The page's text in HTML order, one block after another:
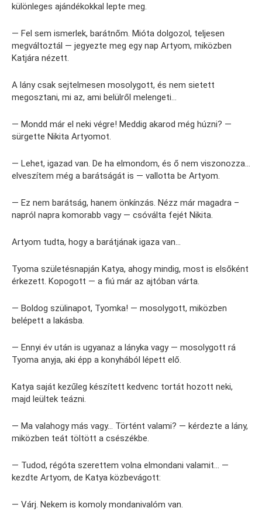
különleges ajándékokkal lepte meg.
— Fel sem ismerlek, barátnőm. Mióta dolgozol, teljesen
megváltoztál — jegyezte meg egy nap Artyom, miközben
Katjára nézett.
A lány csak sejtelmesen mosolygott, és nem sietett
megosztani, mi az, ami belülről melengeti…
— Mondd már el neki végre! Meddig akarod még húzni? —
sürgette Nikita Artyomot.
— Lehet, igazad van. De ha elmondom, és ő nem viszonozza…
elveszítem még a barátságát is — vallotta be Artyom.
— Ez nem barátság, hanem önkínzás. Nézz már magadra –
napról napra komorabb vagy — csóválta fejét Nikita.
Artyom tudta, hogy a barátjának igaza van…
Tyoma születésnapján Katya, ahogy mindig, most is elsőként
érkezett. Kopogott — a fiú már az ajtóban várta.
— Boldog szülinapot, Tyomka! — mosolygott, miközben
belépett a lakásba.
— Ennyi év után is ugyanaz a lányka vagy — mosolygott rá
Tyoma anyja, aki épp a konyhából lépett elő.
Katya saját kezűleg készített kedvenc tortát hozott neki,
majd leültek teázni.
— Ma valahogy más vagy… Történt valami? — kérdezte a lány,
miközben teát töltött a csészékbe.
— Tudod, régóta szerettem volna elmondani valamit… —
kezdte Artyom, de Katya közbevágott:
— Várj. Nekem is komoly mondanivalóm van.